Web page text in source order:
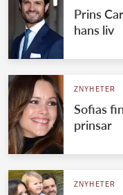
Prins
hans liv
ZNYHETER
Sofias
prinsar
ZNYHETER